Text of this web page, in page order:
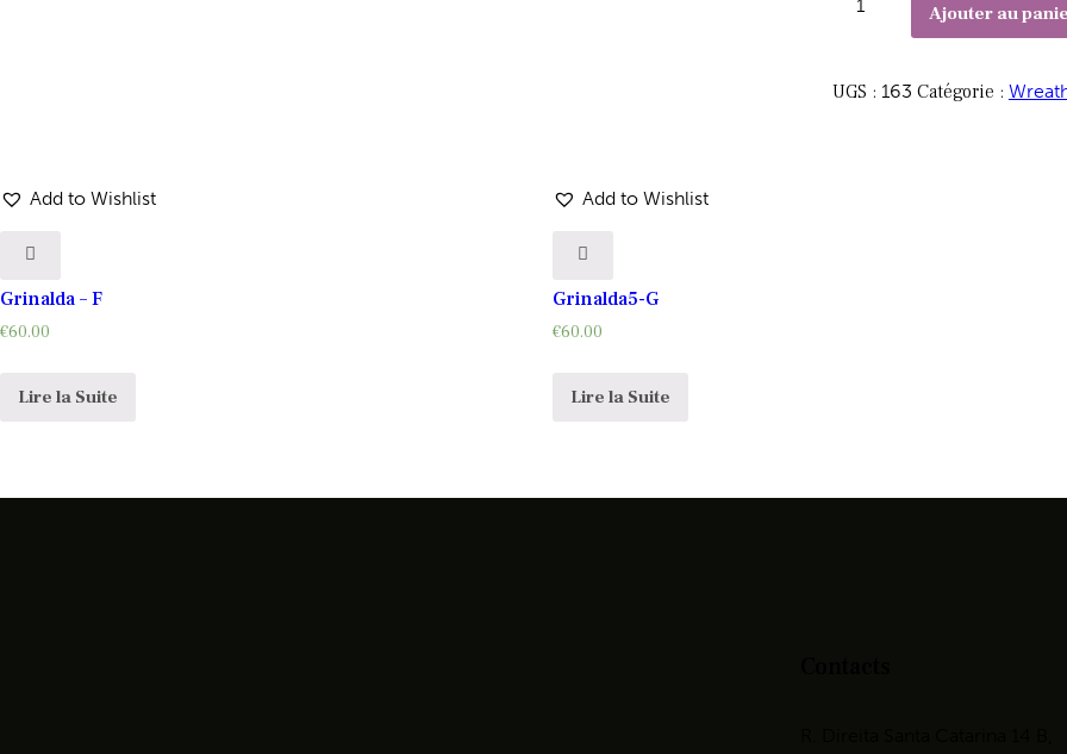
Ajouter au
UGS : 163 Catégorie :
Add to Wishlist
Grinalda – F
€60.00
Lire la Suite
Add to Wishlist
Grinalda5-G
€60.00
Lire la Suite